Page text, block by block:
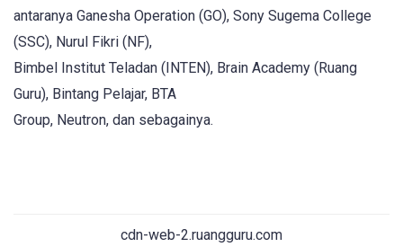
antaranya Ganesha Operation (GO), Sony Sugema College
(SSC), Nurul Fikri (NF),
Bimbel Institut Teladan (INTEN), Brain Academy (Ruang
Guru), Bintang Pelajar, BTA
Group, Neutron, dan sebagainya.
cdn-web-2.ruangguru.com